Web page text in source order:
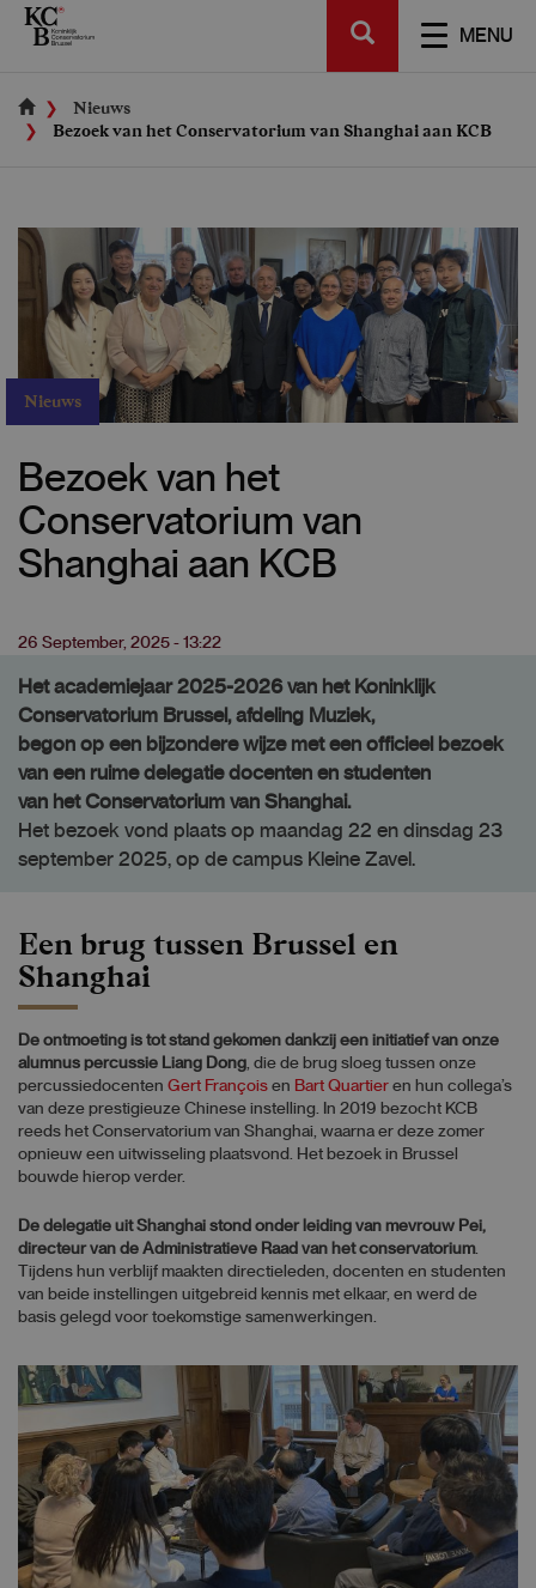
Skip
MENU
SEARCH
Nieuws
Bezoek van het Conservatorium van Shanghai aan KCB
Nieuws
Bezoek van het
Conservatorium van
Shanghai aan KCB
26 September, 2025 - 13:22
Het academiejaar 2025-2026 van het Koninklijk
Conservatorium Brussel, afdeling Muziek,
begon op een bijzondere wijze met een officieel bezoek
van een ruime delegatie docenten en studenten
van het Conservatorium van Shanghai.
Het bezoek vond plaats op maandag 22 en dinsdag 23
september 2025, op de campus Kleine Zavel.
Een brug tussen Brussel en
Shanghai
De ontmoeting is tot stand gekomen dankzij een initiatief van onze
alumnus percussie Liang Dong , die de brug sloeg tussen onze
percussiedocenten Gert François en Bart Quartier en hun collega’s
van deze prestigieuze Chinese instelling. In 2019 bezocht KCB
reeds het Conservatorium van Shanghai, waarna er deze zomer
opnieuw een uitwisseling plaatsvond. Het bezoek in Brussel
bouwde hierop verder.
De delegatie uit Shanghai stond onder leiding van mevrouw Pei,
directeur van de Administratieve Raad van het conservatorium.
Tijdens hun verblijf maakten directieleden, docenten en studenten
van beide instellingen uitgebreid kennis met elkaar, en werd de
basis gelegd voor toekomstige samenwerkingen.